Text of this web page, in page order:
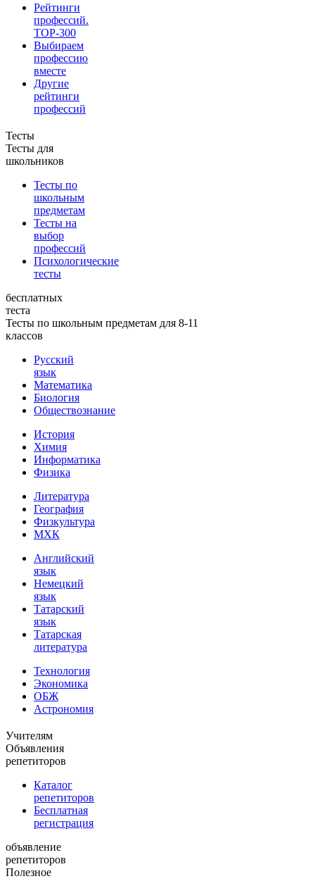
Рейтинги
профессий.
TOP-300
Выбираем
профессию
вместе
Другие
рейтинги
профессий
Тесты
Тесты для
школьников
Тесты по
школьным
предметам
Тесты на
выбор
профессий
Психологические
тесты
бесплатных
теста
Тесты по школьным предметам для 8-11
классов
Русский
язык
Математика
Биология
Обществознание
История
Химия
Информатика
Физика
Литература
География
Физкультура
МХК
Английский
язык
Немецкий
язык
Татарский
язык
Татарская
литература
Технология
Экономика
ОБЖ
Астрономия
Учителям
Объявления
репетиторов
Каталог
репетиторов
Бесплатная
регистрация
объявление
репетиторов
Полезное